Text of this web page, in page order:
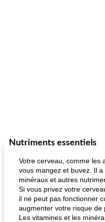
Nutriments essentiels
Votre cerveau, comme les
vous mangez et buvez. Il
minéraux et autres
Si vous privez votre
il ne peut pas fonctionner
augmenter votre risque de
Les vitamines et les